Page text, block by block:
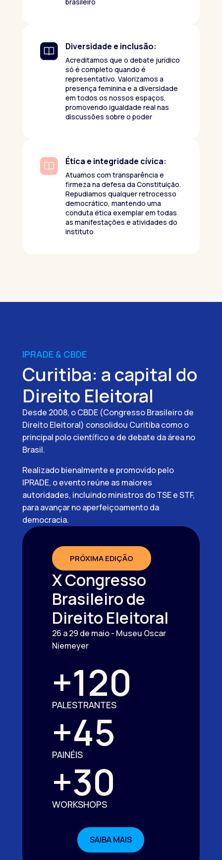
Diversidade e inclusão:
Acreditamos que o debate jurídico
só é completo quando é
representativo. Valorizamos a
presença feminina e a diversidade
em todos os nossos espaços,
promovendo igualdade real nas
discussões sobre o poder
Ética e integridade cívica:
Atuamos com transparência e
firmeza na defesa da Constituição.
Repudiamos qualquer retrocesso
democrático, mantendo uma
conduta ética exemplar em todas
as manifestações e atividades do
instituto
IPRADE & CBDE
Curitiba: a capital do
Direito Eleitoral
Desde 2008, o CBDE (Congresso Brasileiro de
Direito Eleitoral) consolidou Curitiba como o
principal polo científico e de debate da área no
Brasil.
Realizado bienalmente e promovido pelo
IPRADE, o evento reúne as maiores
autoridades, incluindo ministros do TSE e STF,
para avançar no aperfeiçoamento da
democracia.
PRÓXIMA EDIÇÃO
X Congresso
Brasileiro de
Direito Eleitoral
26 a 29 de maio - Museu Oscar
Niemeyer
+120
PALESTRANTES
+45
PAINÉIS
+30
WORKSHOPS
SAIBA MAIS